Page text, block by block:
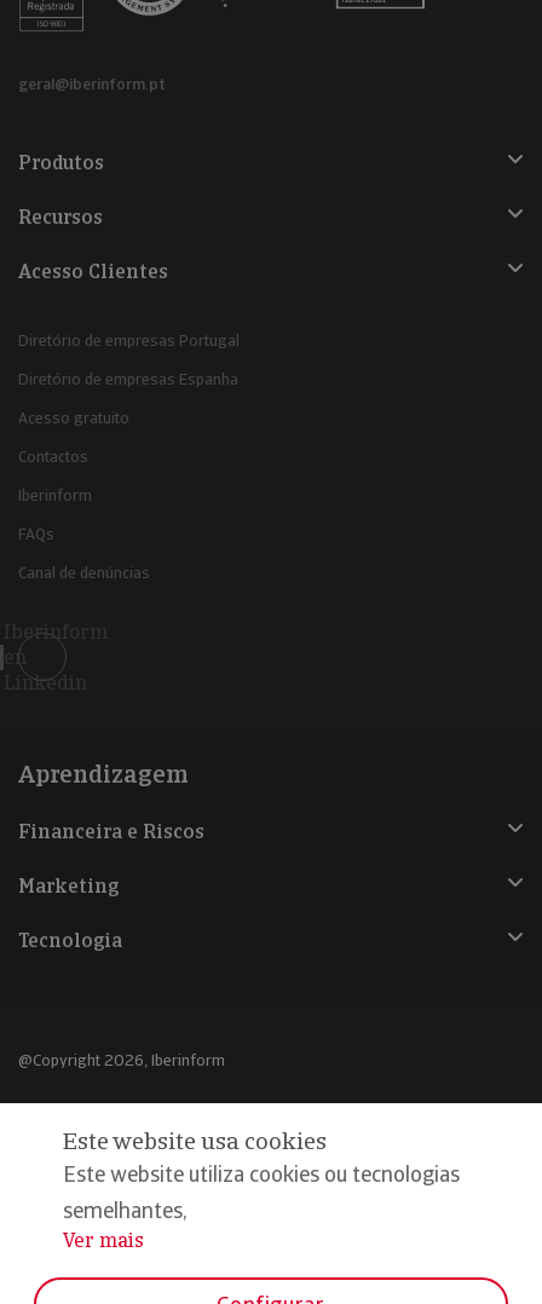
geral@iberinform.pt
Produtos
Recursos
Acesso Clientes
Diretório de empresas Portugal
Diretório de empresas Espanha
Acesso gratuito
Contactos
Iberinform
FAQs
Canal de denúncias
Iberinform
en
Linkedin
Aprendizagem
Financeira e Riscos
Marketing
Tecnologia
@Copyright 2026, Iberinform
Declaração de privacidade
Compromisso qualidade e segurança
Este website usa cookies
Este website utiliza cookies ou tecnologias
semelhantes,
...
Ver mais